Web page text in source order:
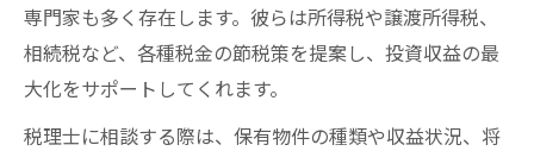
専門家も多く存在します。彼らは所得税や譲渡所得税、
相続税など、各種税金の節税策を提案し、投資収益の最
大化をサポートしてくれます。
税理士に相談する際は、保有物件の種類や収益状況、将